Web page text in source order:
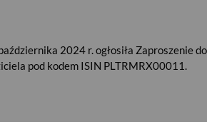
2024 r. ogłosiła Zaproszenie
pod kodem ISIN PLTRMRX00011.